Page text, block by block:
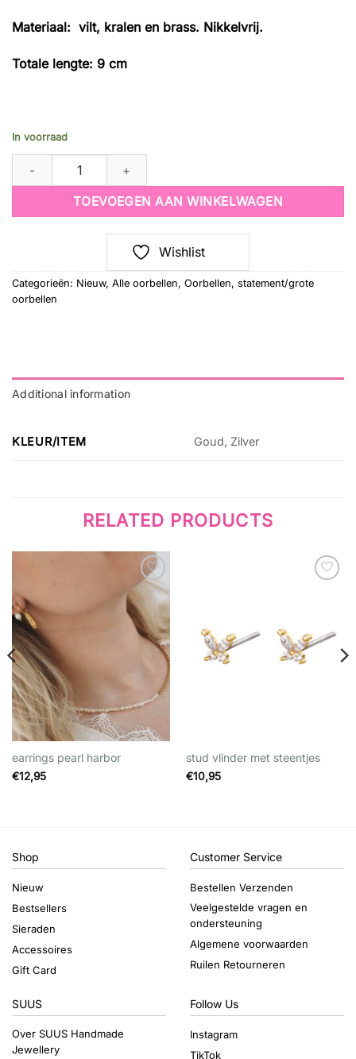
Materiaal: vilt, kralen en brass. Nikkelvrij.
Totale lengte: 9 cm
In voorraad
TOEVOEGEN AAN WINKELWAGEN
Wishlist
Categorieën: Nieuw, Alle oorbellen, Oorbellen, statement/grote
oorbellen
Additional information
KLEUR/ITEM Goud, Zilver
RELATED PRODUCTS
Wishlist
earrings pearl harbor
€12,95
stud vlinder met steentjes
€10,95
Shop
Nieuw
Bestsellers
Sieraden
Accessoires
Gift Card
Customer Service
Bestellen Verzenden
Veelgestelde vragen en
ondersteuning
Algemene voorwaarden
Ruilen Retourneren
SUUS
Over SUUS Handmade
Jewellery
Follow Us
Instagram
TikTok